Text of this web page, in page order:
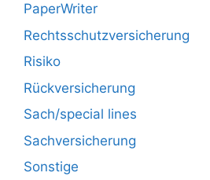
PaperWriter
Rechtsschutzversicherung
Risiko
Rückversicherung
Sach/special lines
Sachversicherung
Sonstige